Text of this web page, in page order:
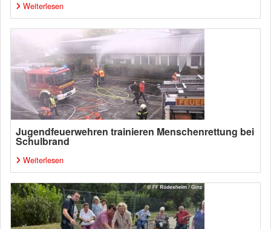
Weiterlesen
Jugendfeuerwehren trainieren Menschenrettung bei
Schulbrand
Weiterlesen